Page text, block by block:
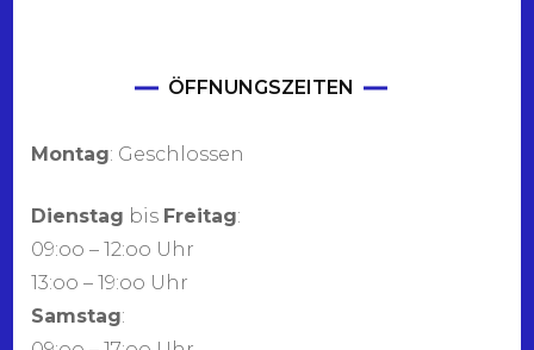
ÖFFNUNGSZEITEN
Montag: Geschlossen
Dienstag bis Freitag:
09:oo – 12:oo Uhr
13:oo – 19:oo Uhr
Samstag: